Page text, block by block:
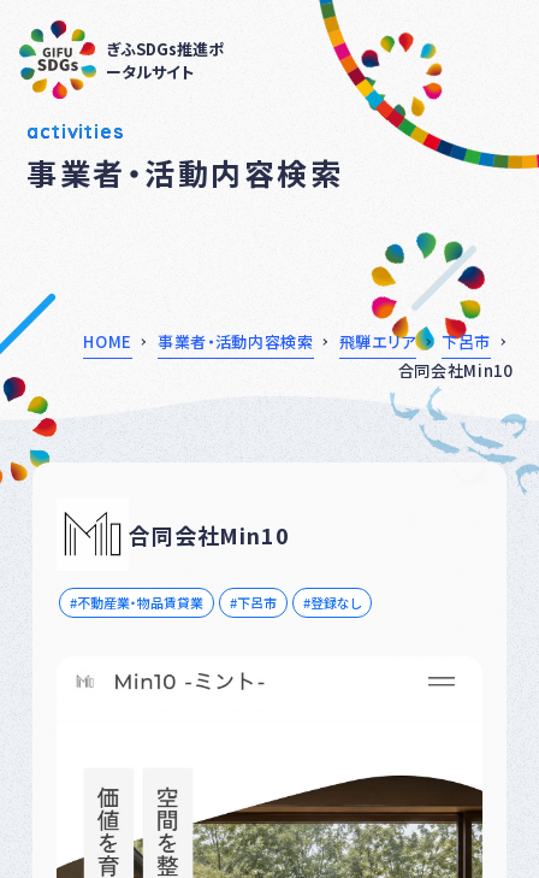
ぎふSDGs推進ポ
ータルサイト
activities
事業者・活動内容検索
HOME 事業者・活動内容検索 飛騨エリア
下呂市
合同会社Min10
合同会社Min10
不動産業・物品賃貸業 下呂市 登録なし